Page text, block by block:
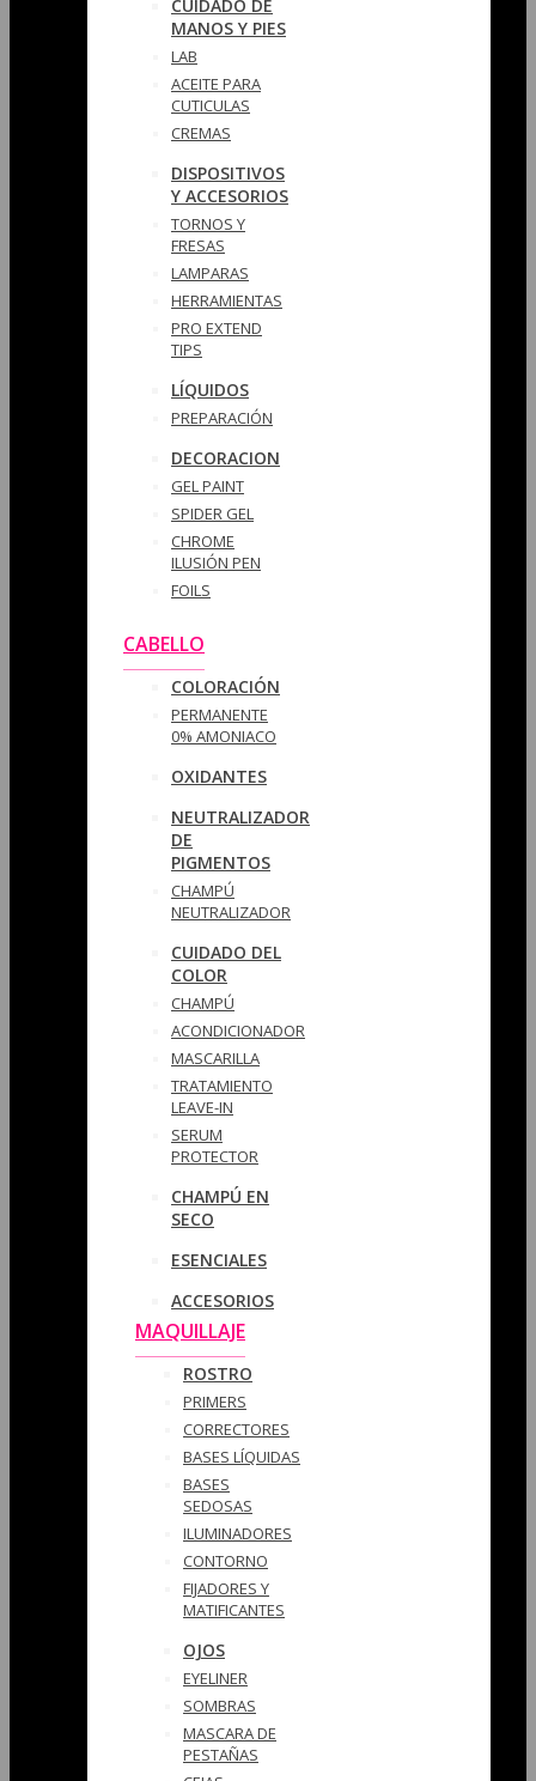
CUIDADO DE
MANOS Y PIES
LAB
ACEITE PARA
CUTICULAS
CREMAS
DISPOSITIVOS
Y ACCESORIOS
TORNOS Y
FRESAS
LAMPARAS
HERRAMIENTAS
PRO EXTEND
TIPS
LÍQUIDOS
PREPARACIÓN
DECORACION
GEL PAINT
SPIDER GEL
CHROME
ILUSIÓN PEN
FOILS
CABELLO
COLORACIÓN
PERMANENTE
0% AMONIACO
OXIDANTES
NEUTRALIZADOR
DE
PIGMENTOS
CHAMPÚ
NEUTRALIZADOR
CUIDADO DEL
COLOR
CHAMPÚ
ACONDICIONADOR
MASCARILLA
TRATAMIENTO
LEAVE-IN
SERUM
PROTECTOR
CHAMPÚ EN
SECO
ESENCIALES
ACCESORIOS
MAQUILLAJE
ROSTRO
PRIMERS
CORRECTORES
BASES LÍQUIDAS
BASES
SEDOSAS
ILUMINADORES
CONTORNO
FIJADORES Y
MATIFICANTES
OJOS
EYELINER
SOMBRAS
MASCARA DE
PESTAÑAS